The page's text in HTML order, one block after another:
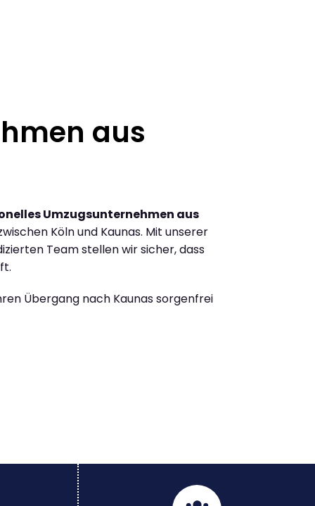
aus
Umzugsunternehmen aus
Köln und Kaunas. Mit unserer
Team stellen wir sicher, dass
Übergang nach Kaunas sorgenfrei